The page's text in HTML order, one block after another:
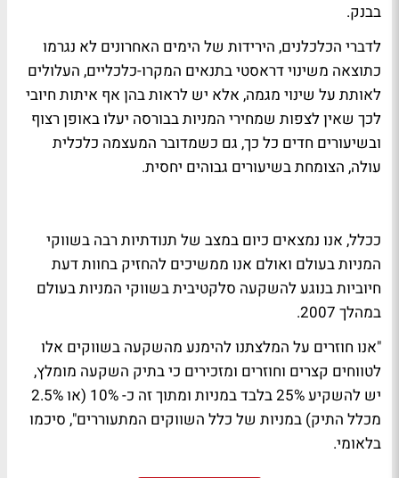
בבנק.
לדברי הכלכלנים, הירידות של הימים האחרונים לא נגרמו
כתוצאה משינוי דראסטי בתנאים המקרו-כלכליים, העלולים
לאותת על שינוי מגמה, אלא יש לראות בהן אף איתות חיובי
לכך שאין לצפות שמחירי המניות בבורסה יעלו באופן רצוף
ובשיעורים חדים כל כך, גם כשמדובר המעצמה כלכלית
עולה, הצומחת בשיעורים גבוהים יחסית.
ככלל, אנו נמצאים כיום במצב של תנודתיות רבה בשווקי
המניות בעולם ואולם אנו ממשיכים להחזיק בחוות דעת
חיוביות בנוגע להשקעה סלקטיבית בשווקי המניות בעולם
במהלך 2007.
"אנו חוזרים על המלצתנו להימנע מהשקעה בשווקים אלו
לטווחים קצרים וחוזרים ומזכירים כי בתיק השקעה מומלץ,
יש להשקיע 25% בלבד במניות ומתוך זה כ- 10% (או 2.5%
מכלל התיק) במניות של כלל השווקים המתעוררים", סיכמו
בלאומי.